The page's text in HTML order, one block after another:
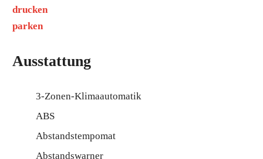
drucken
parken
Ausstattung
3-Zonen-Klimaautomatik
ABS
Abstandstempomat
Abstandswarner